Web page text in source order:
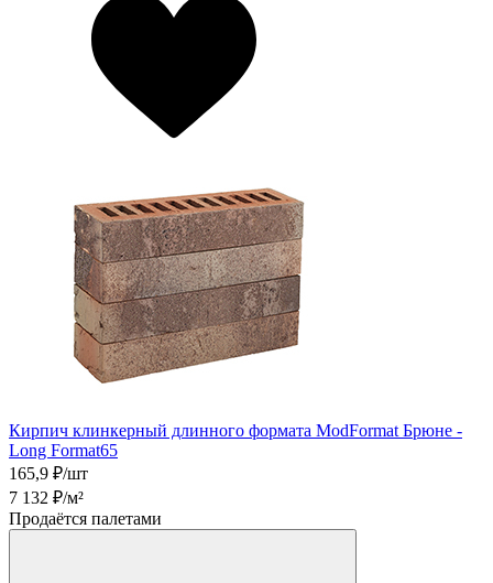
Кирпич клинкерный длинного формата ModFormat Брюне -
Long Format65
165,9 ₽/шт
7 132 ₽/м²
Продаётся палетами